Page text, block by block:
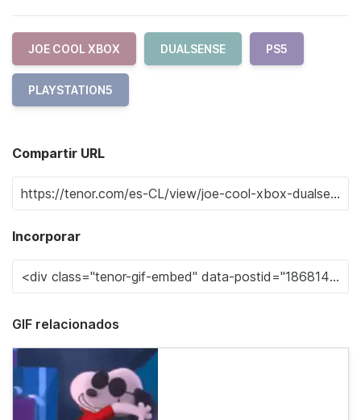
JOE COOL XBOX DUALSENSE PS5
PLAYSTATION5
Compartir URL
Incorporar
GIF relacionados